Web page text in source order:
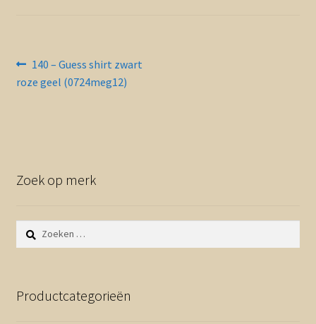
Bericht
navigatie
Vorig
bericht:
140 – Guess shirt zwart
roze geel (0724meg12)
Zoek op merk
Zoeken
naar:
Productcategorieën